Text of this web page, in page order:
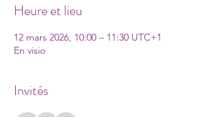
Heure et lieu
12 mars 2026, 10:00 – 11:30 UTC+1
En visio
Invités